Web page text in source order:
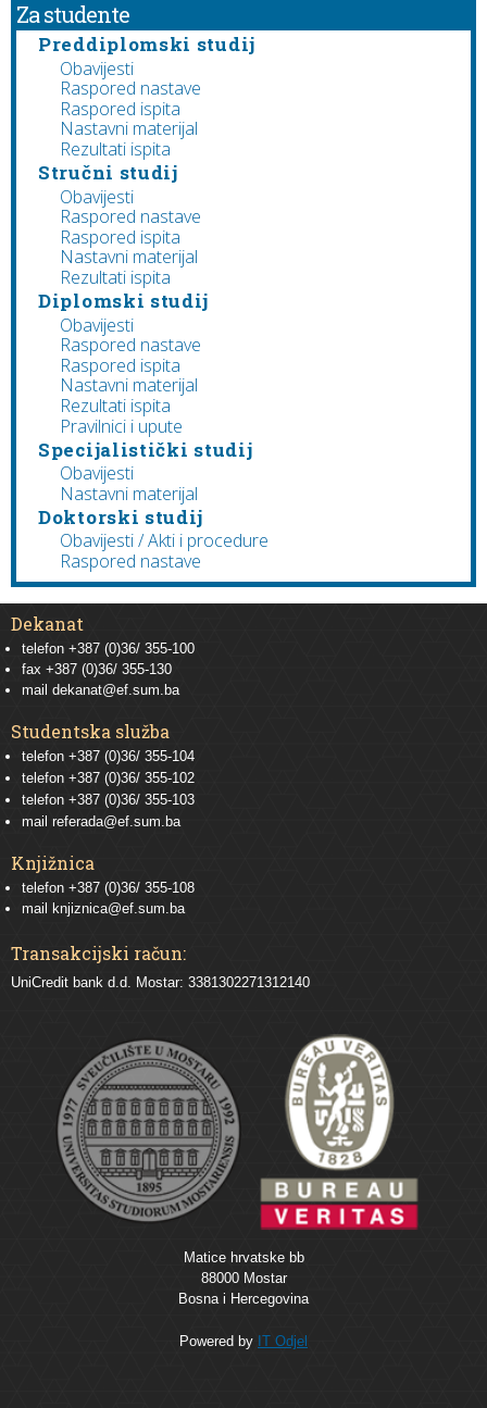
Za studente
Preddiplomski studij
Obavijesti
Raspored nastave
Raspored ispita
Nastavni materijal
Rezultati ispita
Stručni studij
Obavijesti
Raspored nastave
Raspored ispita
Nastavni materijal
Rezultati ispita
Diplomski studij
Obavijesti
Raspored nastave
Raspored ispita
Nastavni materijal
Rezultati ispita
Pravilnici i upute
Specijalistički studij
Obavijesti
Nastavni materijal
Doktorski studij
Obavijesti / Akti i procedure
Raspored nastave
Dekanat
telefon +387 (0)36/ 355-100
fax +387 (0)36/ 355-130
mail dekanat@ef.sum.ba
Studentska služba
telefon +387 (0)36/ 355-104
telefon +387 (0)36/ 355-102
telefon +387 (0)36/ 355-103
mail referada@ef.sum.ba
Knjižnica
telefon +387 (0)36/ 355-108
mail
knjiznica@ef.sum.ba
Transakcijski račun:
UniCredit bank d.d. Mostar: 3381302271312140
Matice hrvatske bb
88000 Mostar
Bosna i Hercegovina
Powered by IT Odjel